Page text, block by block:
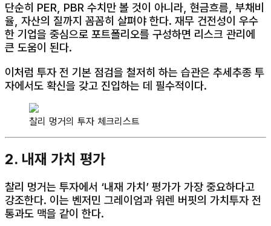
단순히 PER, PBR 수치만 볼 것이 아니라, 현금흐름, 부채비
율, 자산의 질까지 꼼꼼히 살펴야 한다. 재무 건전성이 우수
한 기업을 중심으로 포트폴리오를 구성하면 리스크 관리에
큰 도움이 된다.
이처럼 투자 전 기본 점검을 철저히 하는 습관은 추세추종 투
자에서도 확신을 갖고 진입하는 데 필수적이다.
찰리 멍거의 투자 체크리스트
2. 내재 가치 평가
찰리 멍거는 투자에서 ‘내재 가치’ 평가가 가장 중요하다고
강조한다. 이는 벤저민 그레이엄과 워렌 버핏의 가치투자 전
통과도 맥을 같이 한다.